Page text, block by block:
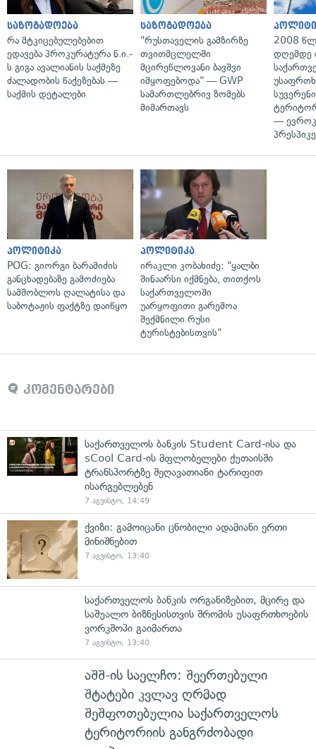
საზოგადოება
რა მტკიცებულებებით
ედავება პროკურატურა ნ.ი.-
ს გიგა ავალიანის საქმეზე
ძალადობის წაქეზებას —
საქმის დეტალები
საზოგადოება
"რუსთაველის გამზირზე
თვითმცლელში
მცირეწლოვანი ბავშვი
იმყოფებოდა" — GWP
სამართლებრივ ზომებს
მიმართავს
2008
დღემდე
—
პოლიტიკა
POG: გიორგი ბარამიძის
განცხადებაზე გამოძიება
სამშობლოს ღალატისა და
საბოტაჟის ფაქტზე დაიწყო
პოლიტიკა
ირაკლი კობახიძე: "ყალბი
შინაარსი იქმნება, თითქოს
საქართველოში
უარყოფითი გარემოა
შექმნილი რუსი
ტურისტებისთვის"
კომენტარები
საქართველოს ბანკის Student Card-ისა და
sCool Card-ის მფლობელები ქუთაისში
ტრანსპორტზე შეღავათიანი ტარიფით
ისარგებლებენ
7 აგვისტო, 14:49
ქვიზი: გამოიცანი ცნობილი ადამიანი ერთი
მინიშნებით
7 აგვისტო, 13:40
საქართველოს ბანკის ორგანიზებით, მცირე და
საშუალო ბიზნესისთვის შრომის უსაფრთხოების
ვორკშოპი გაიმართა
7 აგვისტო, 13:40
აშშ-ის საელჩო: შეერთებული
შტატები კვლავ ღრმად
შეშფოთებულია საქართველოს
ტერიტორიის განგრძობადი